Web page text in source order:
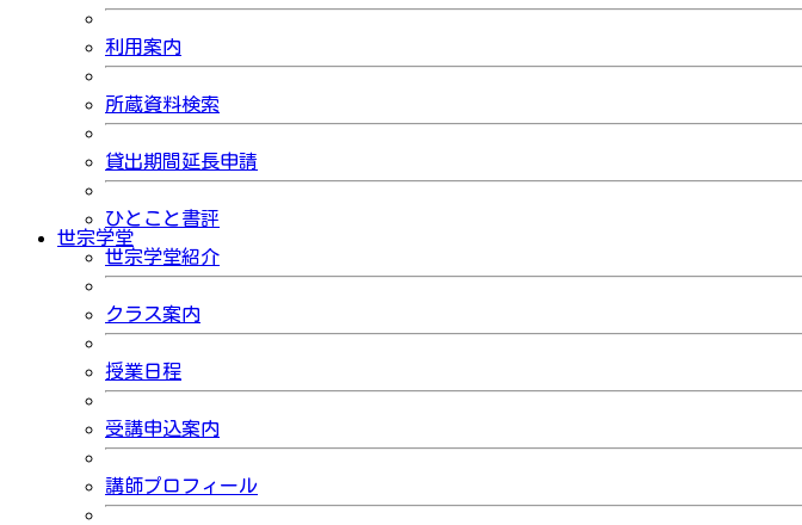
利用案内
所蔵資料検索
貸出期間延長申請
ひとこと書評
世宗学堂
世宗学堂紹介
クラス案内
授業日程
受講申込案内
講師プロフィール